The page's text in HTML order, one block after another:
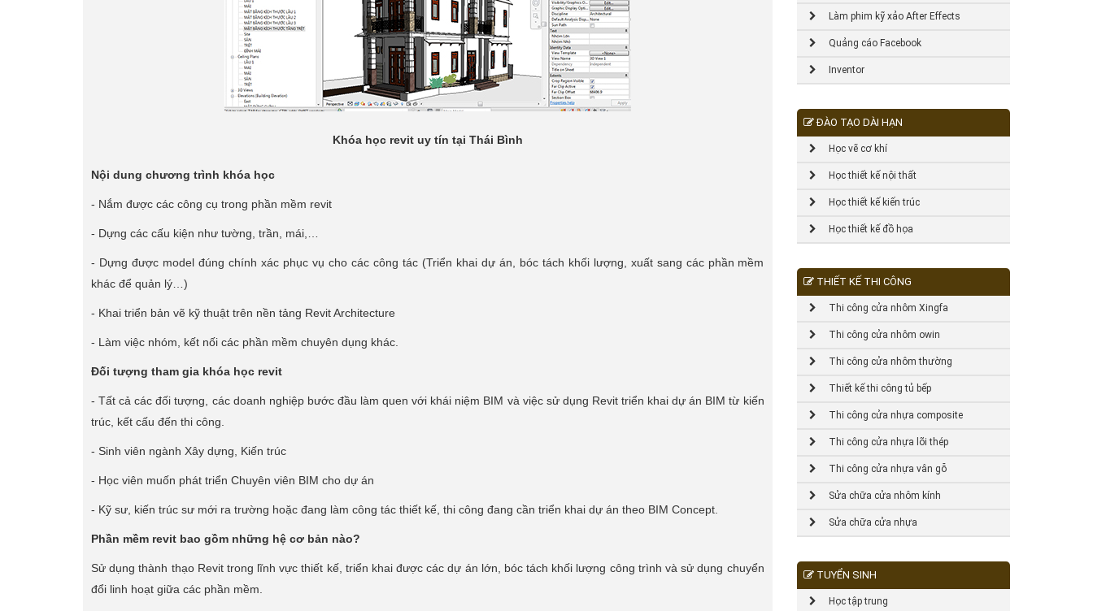
Khóa học revit uy tín tại Thái Bình
Nội dung chương trình khóa học
- Nắm được các công cụ trong phần mềm revit
- Dựng các cấu kiện như tường, trần, mái,…
- Dựng được model đúng chính xác phục vụ cho các công tác (Triển khai dự án, bóc tách khối lượng, xuất sang các phần mềm
khác để quản lý…)
- Khai triển bản vẽ kỹ thuật trên nền tảng Revit Architecture
- Làm việc nhóm, kết nối các phần mềm chuyên dụng khác.
Đối tượng tham gia khóa học revit
- Tất cả các đối tượng, các doanh nghiệp bước đầu làm quen với khái niệm BIM và việc sử dụng Revit triển khai dự án BIM từ kiến
trúc, kết cấu đến thi công.
- Sinh viên ngành Xây dựng, Kiến trúc
- Học viên muốn phát triển Chuyên viên BIM cho dự án
- Kỹ sư, kiến trúc sư mới ra trường hoặc đang làm công tác thiết kế, thi công đang cần triển khai dự án theo BIM Concept.
Phần mềm revit bao gồm những hệ cơ bản nào?
Sử dụng thành thạo Revit trong lĩnh vực thiết kế, triển khai được các dự án lớn, bóc tách khối lượng công trình và sử dụng chuyển
đổi linh hoạt giữa các phần mềm.
Làm phim kỹ xảo After Effects
Quảng cáo Facebook
Inventor
ĐÀO TẠO DÀI HẠN
Học vẽ cơ khí
Học thiết kế nội thất
Học thiết kế kiến trúc
Học thiết kế đồ họa
THIẾT KẾ THI CÔNG
Thi công cửa nhôm Xingfa
Thi công cửa nhôm owin
Thi công cửa nhôm thường
Thiết kế thi công tủ bếp
Thi công cửa nhựa composite
Thi công cửa nhựa lõi thép
Thi công cửa nhựa vân gỗ
Sửa chữa cửa nhôm kính
Sửa chữa cửa nhựa
TUYỂN SINH
Học tập trung